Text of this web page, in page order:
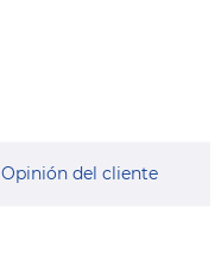
Opinión del cliente